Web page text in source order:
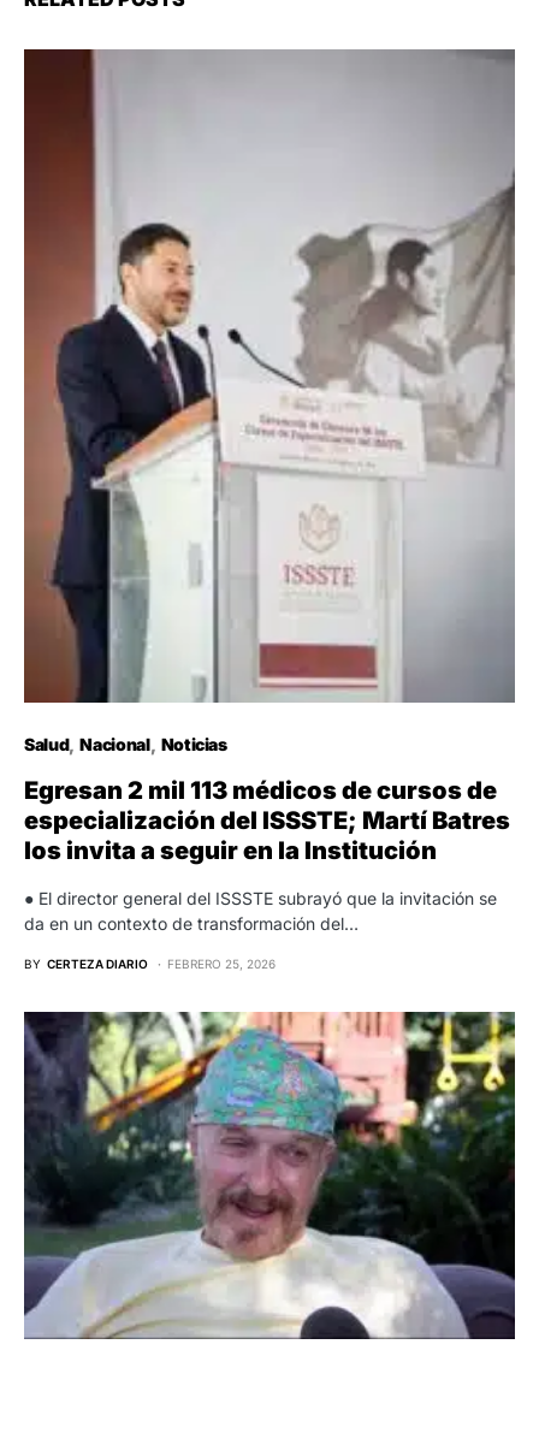
Salud Nacional Noticias
Egresan 2 mil 113 médicos de cursos de
especialización del ISSSTE; Martí Batres
los invita a seguir en la Institución
● El director general del ISSSTE subrayó que la invitación se
da en un contexto de transformación del…
BY CERTEZA DIARIO FEBRERO 25, 2026